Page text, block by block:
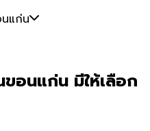
แก่น
ขอนแก่น มีให้เลือก